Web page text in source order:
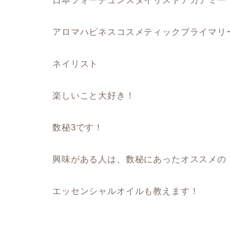
アロマハピネスコスメティックプライマリ
ネイリスト
楽しいこと大好き！
数秘3です！
興味がある人は、数秘にあったオススメの
エッセンシャルオイルも教えます！